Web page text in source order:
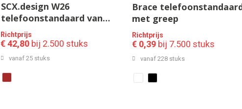
SCX.design W26
telefoonstandaard van
bamboe met draadloze
oplader van 10 W en
oplichtend logo
Richtprijs
€ 42,80bij 2.500 stuks
vanaf 25 stuks
Brace
met greep
Richtprijs
€ 0,39bij 7.500 stuks
vanaf 228 stuks